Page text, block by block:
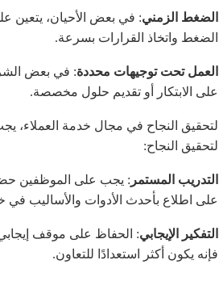
الضغط الزمني: في بعض الأحيان، يتعين
الضغط واتخاذ القرارات بسرعة.
العمل تحت توجيهات محددة: في بعض
على الابتكار أو تقديم حلول مخصصة.
لتحقيق النجاح في مجال خدمة العملاء،
لتحقيق النجاح:
التدريب المستمر : يجب على الموظفين
على اطلاع بأحدث الأدوات والأساليب في
التفكير الإيجابي: الحفاظ على موقف
فإنه يكون أكثر استعدادًا للتعاون.